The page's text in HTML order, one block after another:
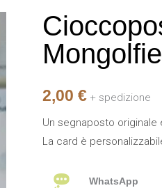
2,00 € + spedizione
Un segnaposto
La card è
WhatsApp
Cioccoposto
Teddy
Mongolfiera